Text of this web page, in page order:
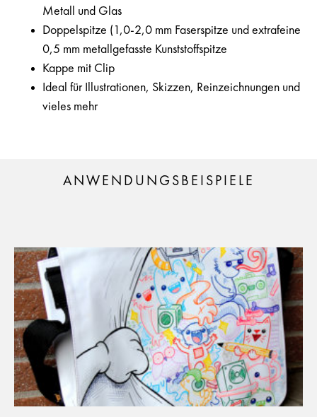
Metall und Glas
Doppelspitze (1,0-2,0 mm Faserspitze und extrafeine
0,5 mm metallgefasste Kunststoffspitze
Kappe mit Clip
Ideal für Illustrationen, Skizzen, Reinzeichnungen und
vieles mehr
ANWENDUNGSBEISPIELE